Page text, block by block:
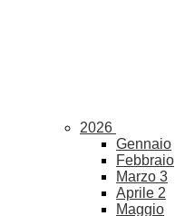
2026
Gennaio
Febbraio
Marzo 3
Aprile 2
Maggio